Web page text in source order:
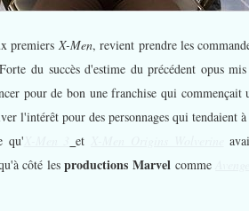
premiersX-Men, revient prendre les
du succès d'estime du précédent opus
pour de bon une franchise qui commençait
l'intérêt pour des personnages qui tendaient
qu'
et
côté lesproductions Marvel comme